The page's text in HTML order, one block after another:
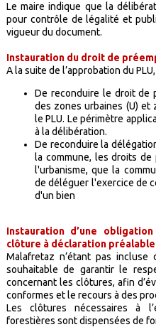
Le maire indique que la
pour contrôle de légalité et
vigueur du document.
Instauration du droit de
A la suite de l’approbation du
De reconduire le droit de
des zones urbaines (U) et
le PLU. Le périmètre
à la délibération.
De reconduire la
la commune, les droits
l'urbanisme, que la
de déléguer l'exercice de
d'un bien
Instauration d’une
clôture à déclaration préalable
Malafretaz n’étant pas
souhaitable de garantir le
concernant les clôtures, afin
conformes et le recours à des
Les clôtures nécessaires à
forestières sont dispensées de